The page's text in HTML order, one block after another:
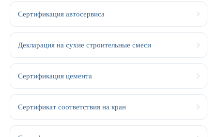
Сертификация автосервиса
Декларация на сухие строительные смеси
Сертификация цемента
Сертификат соответствия на кран